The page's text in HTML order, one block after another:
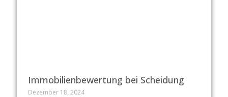
Immobilienbewertung bei Scheidung
Dezember 18, 2024